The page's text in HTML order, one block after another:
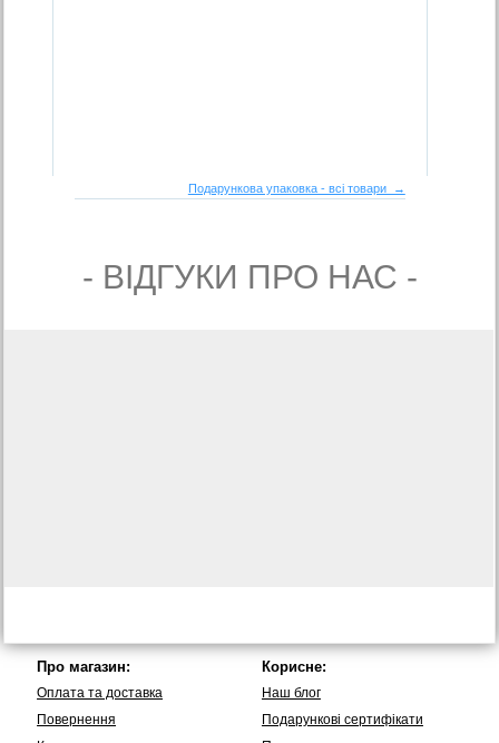
Подарункова упаковка - всі товари →
- ВIДГУКИ ПРО НАС -
Про магазин:
Оплата та доставка
Повернення
Корисне:
Наш блог
Подарункові сертифікати